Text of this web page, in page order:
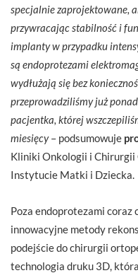
specjalnie zaprojektowane,
przywracając stabilność i
implanty w przypadku
są endoprotezami
wydłużają się bez
przeprowadziliśmy już
pacjentka, której
miesięcy– podsumowuje
Kliniki Onkologii i Chirurgii
Instytucie Matki i Dziecka.
Poza endoprotezami coraz
innowacyjne metody
podejście do chirurgii
technologia druku 3D,